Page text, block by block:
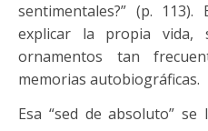
sentimentales?” (p.
explicar la propia vida,
ornamentos tan
memorias autobiográficas.
Esa “sed de absoluto”